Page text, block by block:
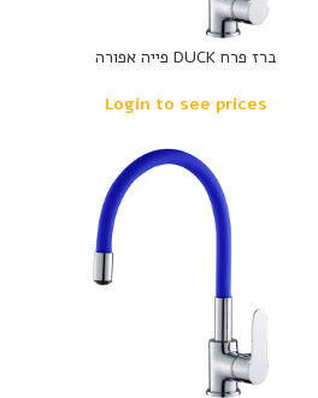
ברז פרח DUCK פייה אפורה
Login to see prices